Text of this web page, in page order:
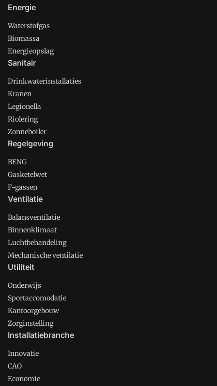
Energie
Waterstofgas
Biomassa
Energieopslag
Sanitair
Drinkwaterinstallaties
Kranen
Legionella
Riolering
Zonneboiler
Regelgeving
BENG
Gasketelwet
F-gassen
Ventilatie
Balansventilatie
Binnenklimaat
Luchtbehandeling
Mechanische ventilatie
Utiliteit
Onderwijs
Sportaccomodatie
Kantoorgebouw
Zorginstelling
Installatiebranche
Innovatie
CAO
Economie